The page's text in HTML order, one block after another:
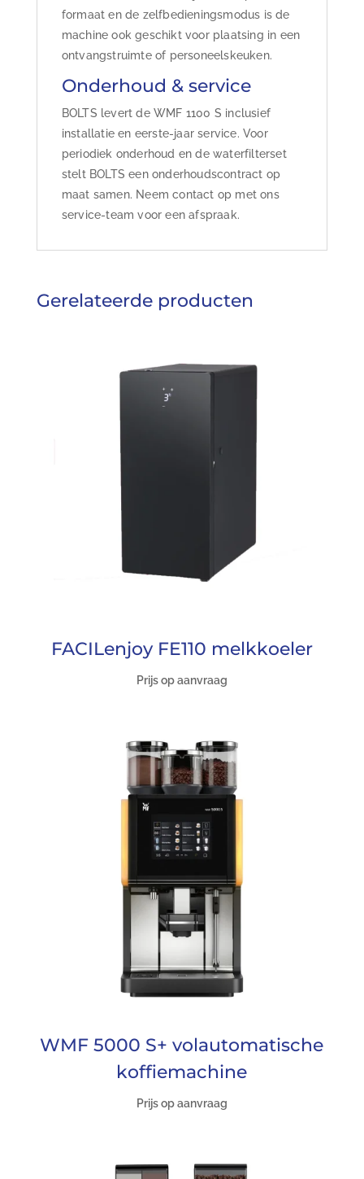
formaat en de zelfbedieningsmodus is de
machine ook geschikt voor plaatsing in een
ontvangstruimte of personeelskeuken.
Onderhoud & service
BOLTS levert de WMF 1100 S inclusief
installatie en eerste-jaar service. Voor
periodiek onderhoud en de waterfilterset
stelt BOLTS een onderhoudscontract op
maat samen. Neem contact op met ons
service-team voor een afspraak.
Gerelateerde producten
FACILenjoy FE110 melkkoeler
Prijs op aanvraag
WMF 5000 S+ volautomatische
koffiemachine
Prijs op aanvraag